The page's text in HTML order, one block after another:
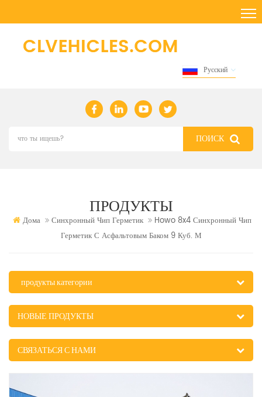
Русский
ПРОДУКТЫ
Дома Синхронный Чип Герметик
Howo 8x4 Синхронный Чип
Герметик С Асфальтовым Баком 9 Куб. М
продукты категории
НОВЫЕ ПРОДУКТЫ
СВЯЗАТЬСЯ С НАМИ